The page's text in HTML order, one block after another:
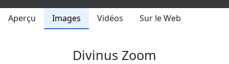
Aperçu Images Vidéos Sur le Web
Divinus Zoom